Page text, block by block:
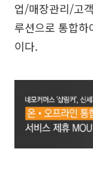
업/매장관리/고
루션으로 통합
이다.